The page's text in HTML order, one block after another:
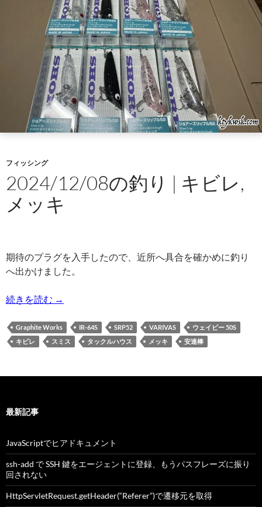
フィッシング
2024/12/08の釣り | キビレ,
メッキ
期待のプラグを入手したので、近所へ具合を確かめに釣り
へ出かけました。
続きを読む 2024/12/08の釣り | キビレ,メッキ
→
Graphite Works IR-64S SRP52 VARIVAS
ウェイビー 50S
キビレ
スミス タックルハウス メッキ 安達棒
最新記事
JavaScriptでヒアドキュメント
ssh-add で SSH 鍵をエージェントに登録、もうパスフレーズに振り
回されない
HttpServletRequest.getHeader(“Referer”)で遷移元を取得